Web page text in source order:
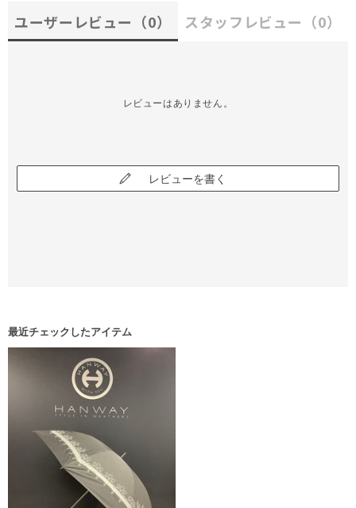
ユーザーレビュー （0） スタッフレビュー （0）
レビューはありません。
レビューを書く
最近チェックしたアイテム